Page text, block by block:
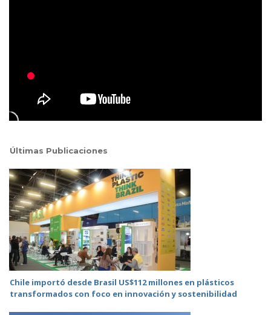
Últimas Publicaciones
Chile importó desde Brasil US$112 millones en plásticos
transformados con foco en innovación y sostenibilidad